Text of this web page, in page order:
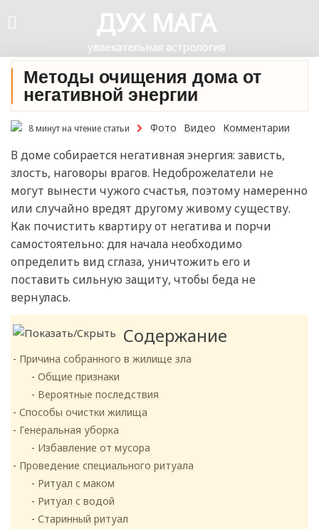
ДУХ МАГА
увлекательная астрология
Методы очищения дома от
негативной энергии
8 минут на чтение статьи Фото Видео Комментарии
В доме собирается негативная энергия: зависть,
злость, наговоры врагов. Недоброжелатели не
могут вынести чужого счастья, поэтому намеренно
или случайно вредят другому живому существу.
Как почистить квартиру от негатива и порчи
самостоятельно: для начала необходимо
определить вид сглаза, уничтожить его и
поставить сильную защиту, чтобы беда не
вернулась.
Содержание
Причина собранного в жилище зла
Общие признаки
Вероятные последствия
Способы очистки жилища
Генеральная уборка
Избавление от мусора
Проведение специального ритуала
Ритуал с маком
Ритуал с водой
Старинный ритуал